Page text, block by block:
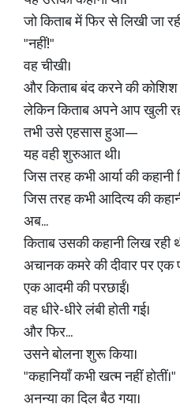
जो किताब में फिर से लिखी जा
"नहीं!"
वह चीखी।
और किताब बंद करने की कोशिश
लेकिन किताब अपने आप खुली
तभी उसे एहसास हुआ—
यह वही शुरुआत थी।
जिस तरह कभी आर्या की कहानी
जिस तरह कभी आदित्य की
अब...
किताब उसकी कहानी लिख रही
अचानक कमरे की दीवार पर एक
एक आदमी की परछाईं।
वह धीरे-धीरे लंबी होती गई।
और फिर...
उसने बोलना शुरू किया।
"कहानियाँ कभी खत्म नहीं होतीं।"
अनन्या का दिल बैठ गया।